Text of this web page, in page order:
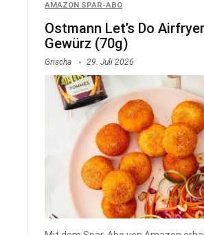
AMAZON SPAR-ABO
Ostmann Let’s Do
Gewürz (70g)
Grischa 29. Juli 2026